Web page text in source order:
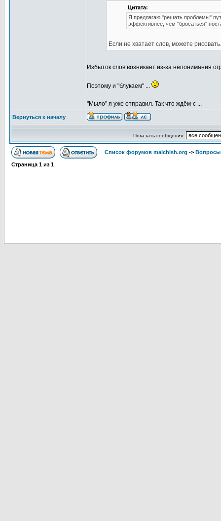
Цитата:
Я предлагаю "решать проблемы"
эффективнее, чем "бросаться"
Если не хватает слов, можете
Избыток слов возникает из-за непонимания
Поэтому и "блукаем" ...
"Мыло" я уже отправил. Так что ждём-с ...
Вернуться к началу
Показать сообщения:
Список форумов malchish.org -> Вопросы
Страница 1 из 1